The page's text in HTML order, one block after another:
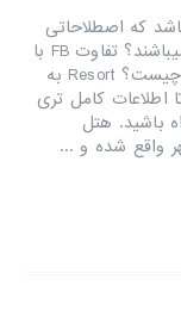
که اصطلاحاتی
که در هتل ها به کار می برند به چه معنایی میباشند؟ تفاوت FB با
All در چیست؟ تفاوت تخت Twin با King در چیست؟ Resort به
اطلاعات کامل تری
باشید. هتل